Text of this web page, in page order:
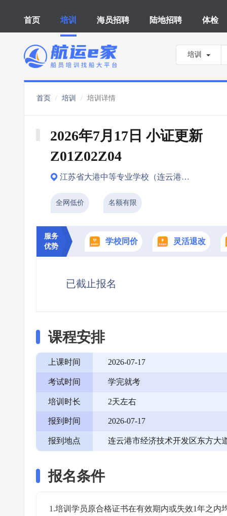
首页 培训 海员招聘 陆地招聘 体检
培训
首页 培训 培训详情
2026年7月17日 小证更新
Z01Z02Z04
江苏省大港中等专业学校（连云港市）
全网低价 名额有限
服务
优势
学校同价 灵活退改
已截止报名
课程安排
上课时间 2026-07-17
考试时间 学完就考
培训时长 2天左右
报到时间 2026-07-17
报到地点 连云港市经济技术开发区东方大
报名条件
1.培训学员原合格证书在有效期内或失效1年之内